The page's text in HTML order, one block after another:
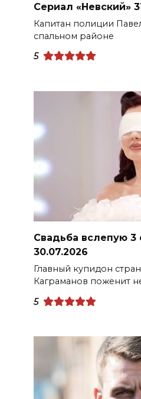
Сериал «Невский»
Капитан полиции
спальном районе
5
Свадьба вслепую 3
30.07.2026
Главный купидон
Каграманов поженит
5